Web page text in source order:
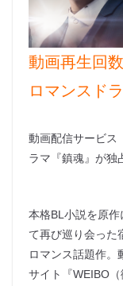
動画再生回
ロマンスドラ
動画配信サービス
ラマ『鎮魂』が独
本格BL小説を原
て再び巡り会った
ロマンス話題作。
サイト『WEIBO